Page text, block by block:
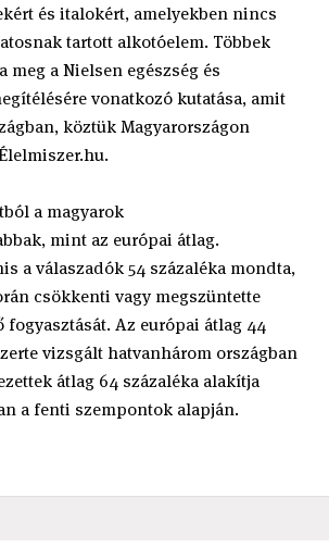
és italokért, amelyekben nincs
tartott alkotóelem. Többek
meg a Nielsen egészség és
vonatkozó kutatása, amit
köztük Magyarországon
a magyarok
mint az európai átlag.
a válaszadók 54 százaléka mondta,
csökkenti vagy megszüntette
fogyasztását. Az európai átlag 44
vizsgált hatvanhárom országban
átlag 64 százaléka alakítja
a fenti szempontok alapján.